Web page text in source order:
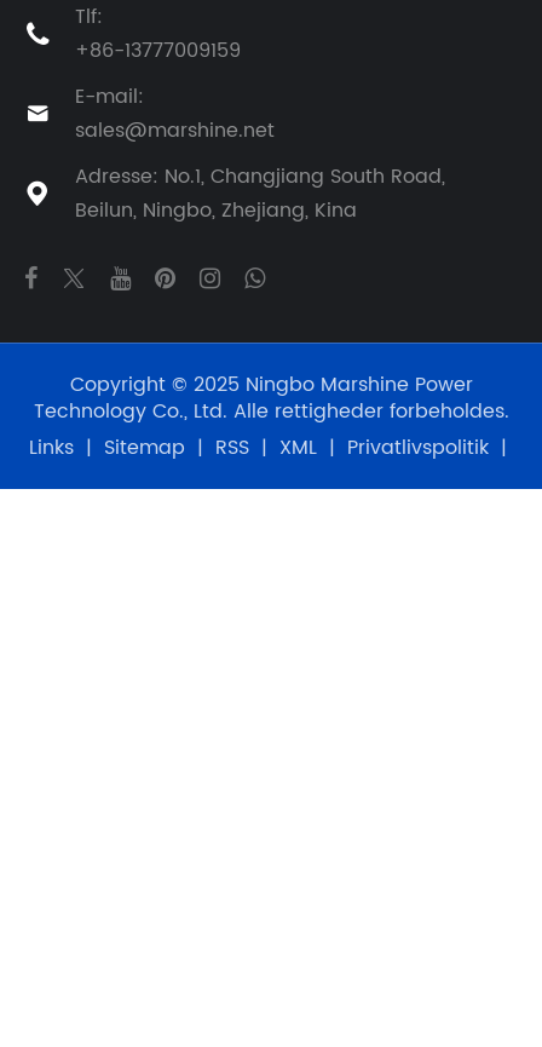

Tlf:
+86-13777009159

E-mail:
sales@marshine.net

Adresse: No.1, Changjiang South Road,
Beilun, Ningbo, Zhejiang, Kina
Copyright © 2025 Ningbo Marshine Power
Technology Co., Ltd. Alle rettigheder forbeholdes.
Links | Sitemap | RSS | XML | Privatlivspolitik |